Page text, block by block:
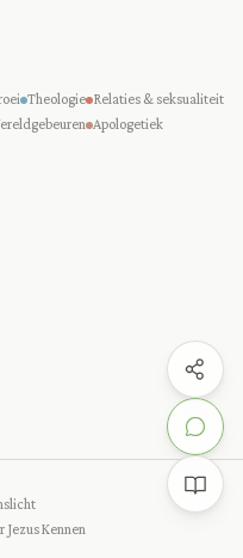
Theologie Relaties & seksualiteit
Apologetiek
Jezus Kennen